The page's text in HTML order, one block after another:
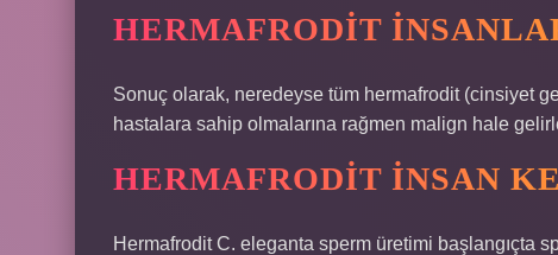
HERMAFRODIT
Sonuç olarak, neredeyse tüm hermafrodit (cinsiyet
hastalara sahip olmalarına rağmen malign hale
HERMAFRODIT INSAN
Hermafrodit C. eleganta sperm üretimi başlangıçta